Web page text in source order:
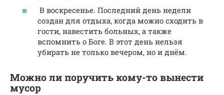
В воскресенье. Последний день недели
создан для отдыха, когда можно сходить в
гости, навестить больных, а также
вспомнить о Боге. В этот день нельзя
убирать не только вечером, но и днём.
Можно ли поручить кому-то вынести
мусор